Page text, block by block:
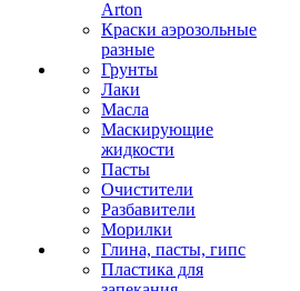
Arton
Краски аэрозольные
разные
Грунты
Лаки
Масла
Маскирующие
жидкости
Пасты
Очистители
Разбавители
Морилки
Глина, пасты, гипс
Пластика для